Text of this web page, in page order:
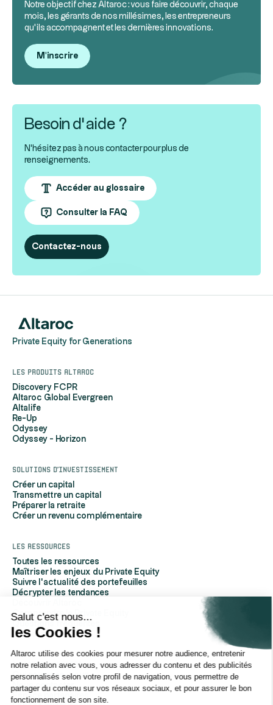
Salut c'est nous...
les Cookies !
Altaroc utilise des cookies pour mesurer notre audience, entretenir
notre relation avec vous, vous adresser du contenu et des publicités
personnalisés selon votre profil de navigation, vous permettre de
partager du contenu sur vos réseaux sociaux, et pour assurer le bon
fonctionnement de son site.
Notre objectif chez Altaroc : vous faire découvrir, chaque
mois, les gérants de nos millésimes, les entrepreneurs
qu’ils accompagnent et les dernières innovations.
M'inscrire
Besoin d’aide ?
N'hésitez pas à nous contacter pour plus de
renseignements.
Accéder au glossaire
Consulter la FAQ
Contactez-nous
Private Equity for Generations
Les produits Altaroc
Discovery FCPR
Altaroc Global Evergreen
Altalife
Re-Up
Odyssey
Odyssey - Horizon
Solutions d'investissement
Créer un capital
Transmettre un capital
Préparer la retraite
Créer un revenu complémentaire
Les ressources
Toutes les ressources
Maîtriser les enjeux du Private Equity
Suivre l'actualité des portefeuilles
Décrypter les tendances
Comprendre le Private Equity
Glossaire
À propos d'Altaroc
Qui sommes-nous
Nous contacter
Espace partenaires